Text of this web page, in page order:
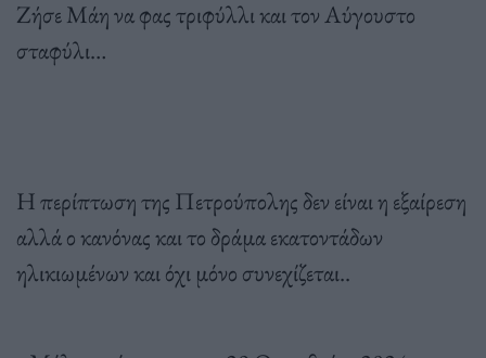
Ζήσε Μάη να φας τριφύλλι και τον Αύγουστο
σταφύλι…
Η περίπτωση της Πετρούπολης δεν είναι η εξαίρεση
αλλά ο κανόνας και το δράμα εκατοντάδων
ηλικιωμένων και όχι μόνο συνεχίζεται..